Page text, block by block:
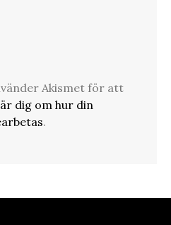
Akismet för att
dig om hur din
.